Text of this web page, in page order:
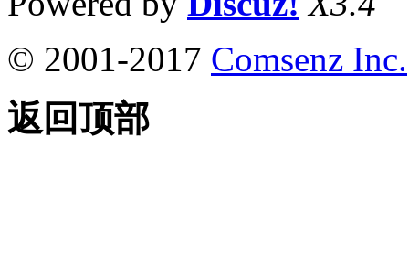
© 2001-2017 Comsenz Inc.
返回顶部